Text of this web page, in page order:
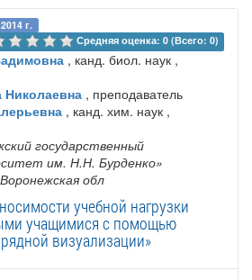
г.
Средняя оценка: 0 (Всего: 0)
, канд. биол. наук ,
Николаевна , преподаватель
, канд. хим. наук ,
государственный
им. Н.Н. Бурденко»
обл
учебной нагрузки
учащимися с помощью
визуализации»